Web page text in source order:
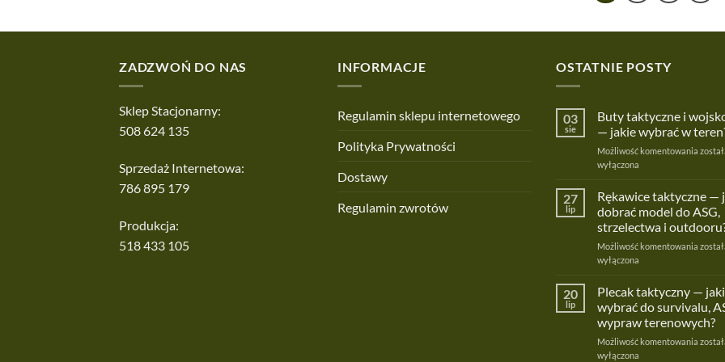
ZADZWOŃ DO NAS
Sklep Stacjonarny:
508 624 135
Sprzedaż Internetowa:
786 895 179
Produkcja:
518 433 105
INFORMACJE
Regulamin sklepu internetowego
Polityka Prywatności
Dostawy
Regulamin zwrotów
OSTATNIE POSTY
03
sie
Buty taktyczne i
— jakie wybrać w
Możliwość komentowania Buty
jakie
wybrać
w
wyłączona
27
lip
Rękawice taktyczne —
dobrać model do ASG,
strzelectwa i
Możliwość komentowania
jak
dobrać
model
do
ASG,
wyłączona
20
lip
Plecak taktyczny — jaki
wybrać do survivalu,
wypraw terenowych?
Możliwość komentowania Plecak
wyłączona